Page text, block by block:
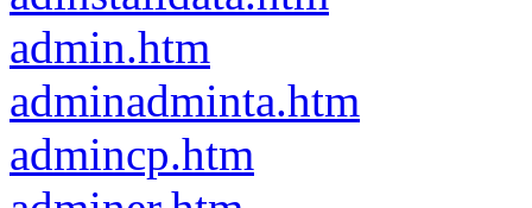
admin.htm
adminadminta.htm
admincp.htm